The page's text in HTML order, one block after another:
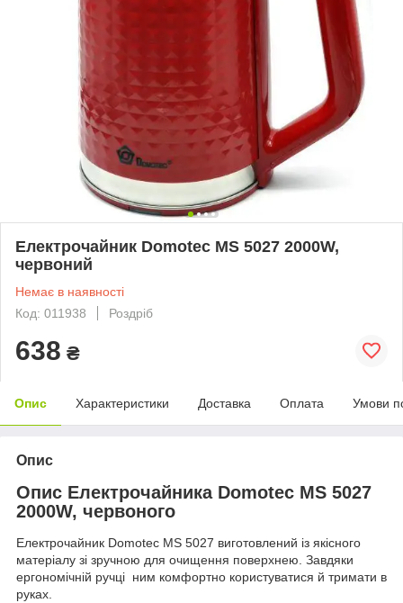
Електрочайник Domotec MS 5027 2000W,
червоний
Немає в наявності
Код: 011938
Роздріб
638 ₴
Опис Характеристики Доставка Оплата Умови
Опис
Опис Електрочайника Domotec MS 5027
2000W, червоного
Електрочайник Domotec MS 5027 виготовлений із якісного
матеріалу зі зручною для очищення поверхнею. Завдяки
ергономічній ручці ним комфортно користуватися й тримати в
руках.